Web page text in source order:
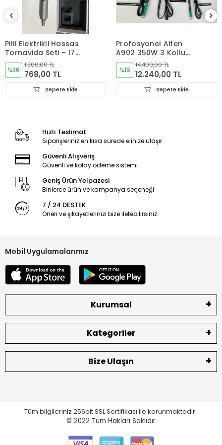
Pilli Elektrikli Hassas
Tornavida Seti – 17
Uçlu Manyetik
Tornavida
%36
1.200,00 TL
768,00 TL
Sepete Ekle
Profosyonel Aifen
A902 350W 3 Kollu
Akıllı Havya Lehim
İstasyonu (C-115/C-
210/C-245/C-470)X2
%15
14.400,00 TL
12.240,00 TL
Sepete Ekle
Hızlı Teslimat
Siparişleriniz en kısa sürede elinize ulaşır.
Güvenli Alışveriş
Güvenli ve kolay ödeme sistemi
Geniş Ürün Yelpazesi
Binlerce ürün ve kampanya seçeneği
7 / 24 DESTEK
Öneri ve şikayetlerinizi bize iletebilirsiniz.
Mobil Uygulamalarımız
Kurumsal
Kategoriler
Bize Ulaşın
Tüm bilgileriniz 256bit SSL Sertifikası ile korunmaktadır.
© 2022 Tüm Hakları Saklıdır